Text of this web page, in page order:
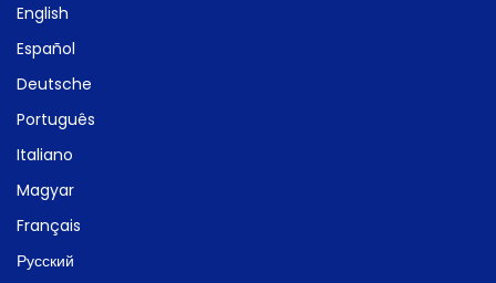
English
Español
Deutsche
Português
Italiano
Magyar
Français
Русский